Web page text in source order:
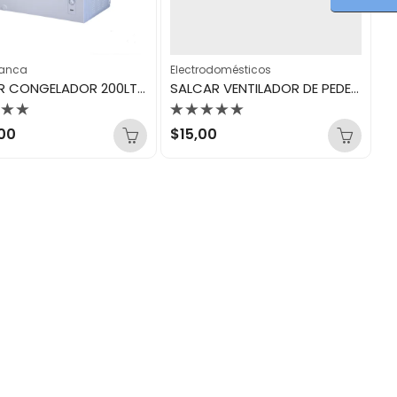
SALCAR CONGELADOR 200LTS SAL-CF200W
Electrodomésticos
SALCAR VENTILADOR DE PEDESTAL 10″ 3AP SAL-VENTP10-P
Valorado
con
$15,00